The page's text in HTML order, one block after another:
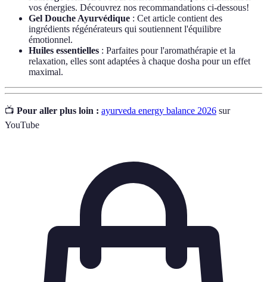
vos énergies. Découvrez nos recommandations ci-dessous!
Gel Douche Ayurvédique : Cet article contient des
ingrédients régénérateurs qui soutiennent l'équilibre
émotionnel.
Huiles essentielles : Parfaites pour l'aromathérapie et la
relaxation, elles sont adaptées à chaque dosha pour un effet
maximal.
📺 Pour aller plus loin : ayurveda energy balance 2026 sur
YouTube